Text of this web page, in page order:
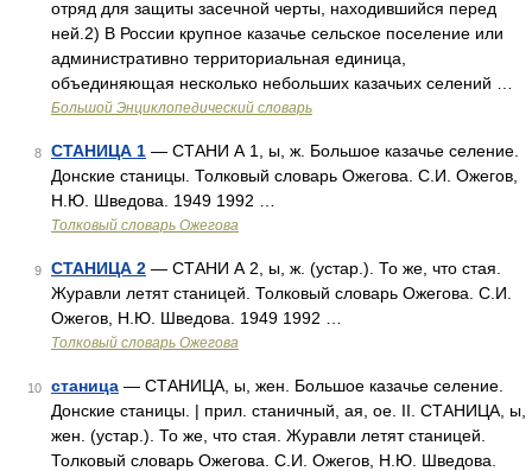
отряд для защиты засечной черты, находившийся перед
ней.2) В России крупное казачье сельское поселение или
административно территориальная единица,
объединяющая несколько небольших казачьих селений …
Большой Энциклопедический словарь
8 СТАНИЦА 1 — СТАНИ А 1, ы, ж. Большое казачье селение.
Донские станицы. Толковый словарь Ожегова. С.И. Ожегов,
Н.Ю. Шведова. 1949 1992 …
Толковый словарь Ожегова
9 СТАНИЦА 2 — СТАНИ А 2, ы, ж. (устар.). То же, что стая.
Журавли летят станицей. Толковый словарь Ожегова. С.И.
Ожегов, Н.Ю. Шведова. 1949 1992 …
Толковый словарь Ожегова
10 станица — СТАНИЦА, ы, жен. Большое казачье селение.
Донские станицы. | прил. станичный, ая, ое. II. СТАНИЦА, ы,
жен. (устар.). То же, что стая. Журавли летят станицей.
Толковый словарь Ожегова. С.И. Ожегов, Н.Ю. Шведова.